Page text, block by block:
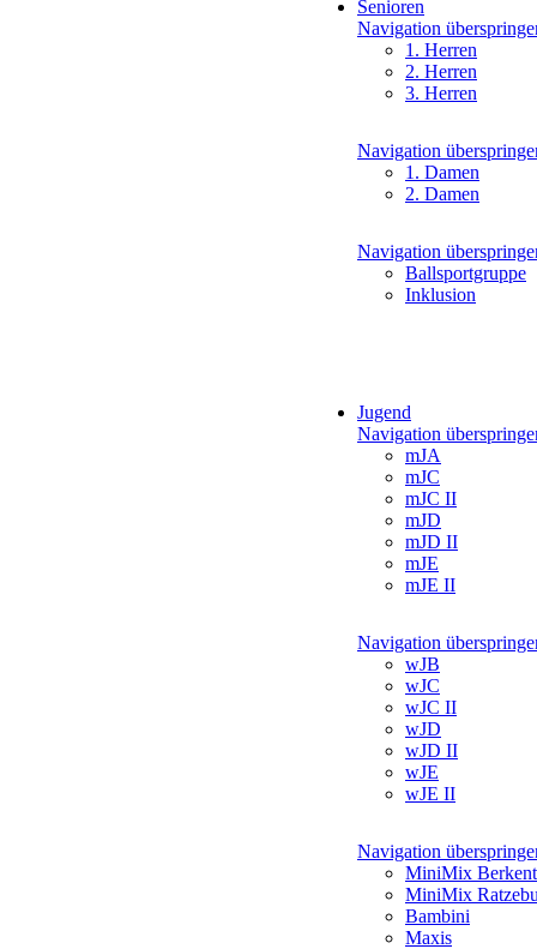
Senioren
Navigation
1. Herren
2. Herren
3. Herren
Navigation
1. Damen
2. Damen
Navigation
Ballsportgruppe
Inklusion
Jugend
Navigation
mJA
mJC
mJC II
mJD
mJD II
mJE
mJE II
Navigation
wJB
wJC
wJC II
wJD
wJD II
wJE
wJE II
Navigation
MiniMix
MiniMix
Bambini
Maxis